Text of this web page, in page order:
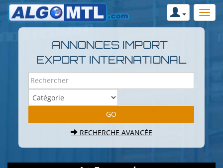
ANNONCES IMPORT
EXPORT INTERNATIONAL
RECHERCHE AVANCÉE